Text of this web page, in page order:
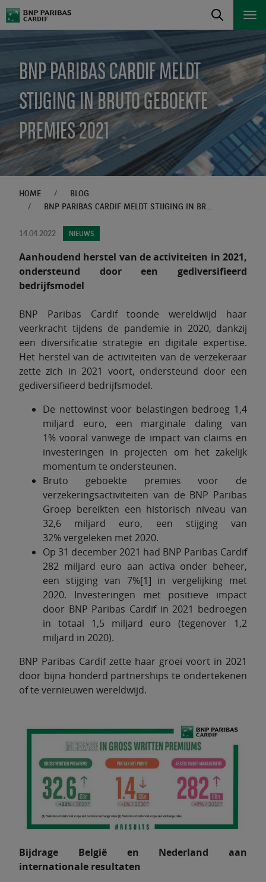
BNP PARIBAS CARDIF MELDT
STIJGING IN BRUTO GEBOEKTE
PREMIES 2021
HOME
BLOG
BNP PARIBAS CARDIF MELDT STIJGING IN BRUTO GEBOEKTE PREMIES 2021
14.04.2022 NIEUWS
Aanhoudend herstel van de activiteiten in 2021,
ondersteund door een gediversifieerd
bedrijfsmodel
BNP Paribas Cardif toonde wereldwijd haar
veerkracht tijdens de pandemie in 2020, dankzij
een diversificatie strategie en digitale expertise.
Het herstel van de activiteiten van de verzekeraar
zette zich in 2021 voort, ondersteund door een
gediversifieerd bedrijfsmodel.
De nettowinst voor belastingen bedroeg 1,4
miljard euro, een marginale daling van
1% vooral vanwege de impact van claims en
investeringen in projecten om het zakelijk
momentum te ondersteunen.
Bruto geboekte premies voor de
verzekeringsactiviteiten van de BNP Paribas
Groep bereikten een historisch niveau van
32,6 miljard euro, een stijging van
32% vergeleken met 2020.
Op 31 december 2021 had BNP Paribas Cardif
282 miljard euro aan activa onder beheer,
een stijging van 7%[1] in vergelijking met
2020. Investeringen met positieve impact
door BNP Paribas Cardif in 2021 bedroegen
in totaal 1,5 miljard euro (tegenover 1,2
miljard in 2020).
BNP Paribas Cardif zette haar groei voort in 2021
door bijna honderd partnerships te ondertekenen
of te vernieuwen wereldwijd.
Bijdrage België en Nederland aan
internationale resultaten